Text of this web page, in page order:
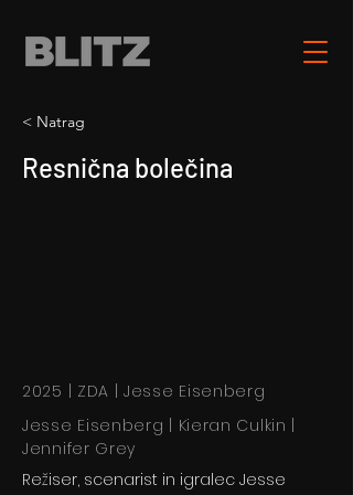
< Natrag
Resnična bolečina
2025 | ZDA | Jesse Eisenberg
Jesse Eisenberg | Kieran Culkin |
Jennifer Grey
Režiser, scenarist in igralec Jesse